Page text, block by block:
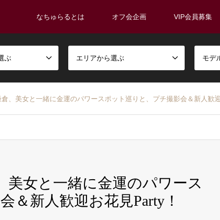
なちゅらるとは オフ会企画 VIP会員募集
ぶ エリアから選ぶ モデ
、美女と一緒に金運のパワースポット巡りと、プチ撮影会＆新人歓
美女と一緒に金運のパワース
＆新人歓迎お花見Party！